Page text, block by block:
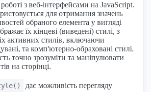
з веб-інтерфейсами на JavaScript.
для отримання значень
обраного елемента у вигляді
їх кінцеві (виведені) стилі, з
активних стилів, включаючи
та комп'ютерно-обраховані стилі.
точно зрозуміти та маніпулювати
на сторінці.
дає можливість перегляду